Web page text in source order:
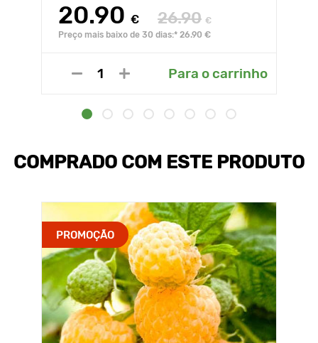
20.90 € 26.90 €
Preço mais baixo de 30 dias:* 26.90 €
Para o carrinho
COMPRADO COM ESTE PRODUTO
PROMOÇÃO